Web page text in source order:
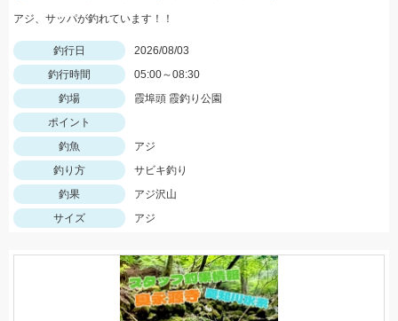
アジ、サッパが釣れています！！
釣行日
2026/08/03
釣行時間
05:00～08:30
釣場
霞埠頭 霞釣り公園
ポイント
釣魚
アジ
釣り方
サビキ釣り
釣果
アジ沢山
サイズ
アジ